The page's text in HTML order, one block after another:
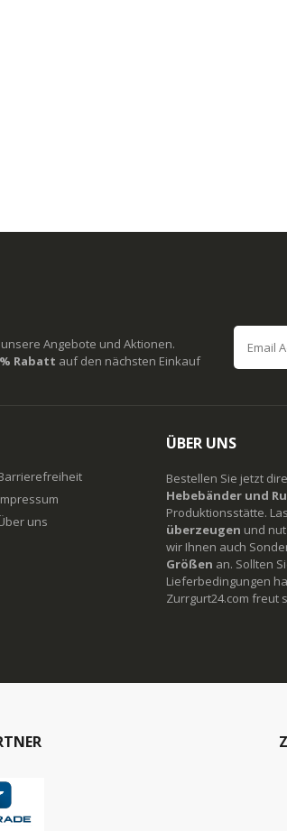
Angebote und Aktionen.
Rabatt auf den nächsten Einkauf
uns
ÜBER UNS
Bestellen Sie jetzt
Hebebänder und
Produktionsstätte.
überzeugen und
wir Ihnen auch
Größen an. Sollten
Lieferbedingungen
Zurrgurt24.com freut